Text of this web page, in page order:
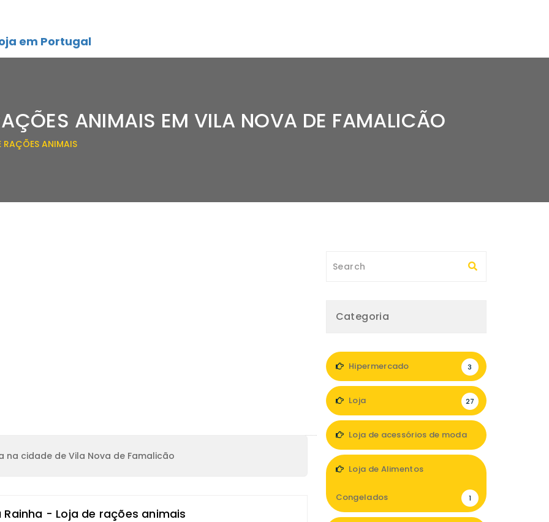
em Portugal
ANIMAIS EM VILA NOVA DE FAMALICÃO
RAÇÕES ANIMAIS
cidade de Vila Nova de Famalicão
Rainha - Loja de rações animais
Categoria
Hipermercado 3
Loja 27
Loja de acessórios de moda
Loja de Alimentos
Congelados 1